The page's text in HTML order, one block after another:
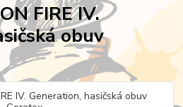
FIRE IV.
obuv